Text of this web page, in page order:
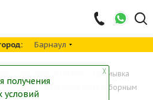
Барнаул
Промывка
двигателя безразборным
╳
получения
условий